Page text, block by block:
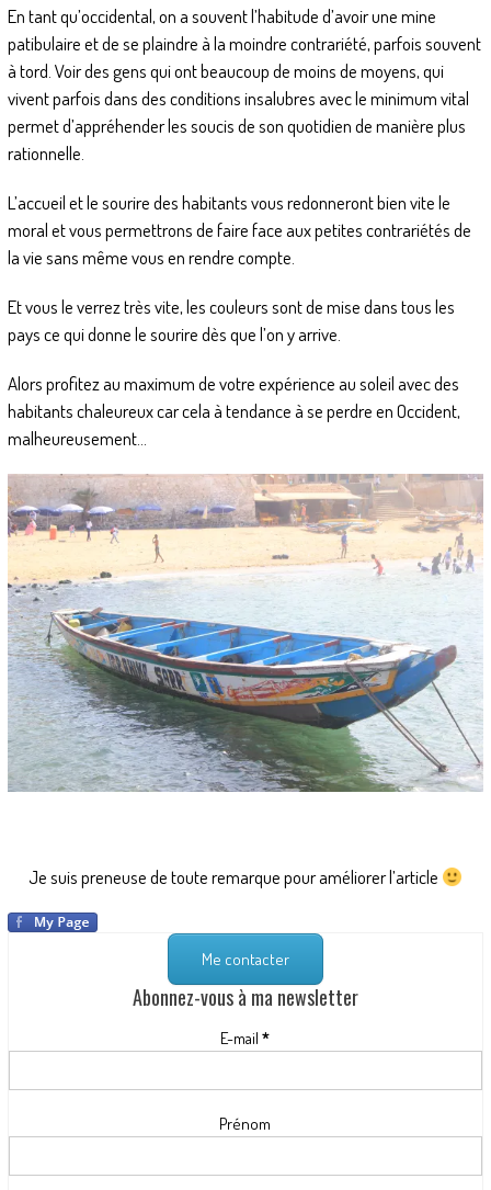
En tant qu’occidental, on a souvent l’habitude d’avoir une mine
patibulaire et de se plaindre à la moindre contrariété, parfois souvent
à tord. Voir des gens qui ont beaucoup de moins de moyens, qui
vivent parfois dans des conditions insalubres avec le minimum vital
permet d’appréhender les soucis de son quotidien de manière plus
rationnelle.
L’accueil et le sourire des habitants vous redonneront bien vite le
moral et vous permettrons de faire face aux petites contrariétés de
la vie sans même vous en rendre compte.
Et vous le verrez très vite, les couleurs sont de mise dans tous les
pays ce qui donne le sourire dès que l’on y arrive.
Alors profitez au maximum de votre expérience au soleil avec des
habitants chaleureux car cela à tendance à se perdre en Occident,
malheureusement…
Je suis preneuse de toute remarque pour améliorer l’article
Me contacter
Abonnez-vous à ma newsletter
E-mail*
Prénom